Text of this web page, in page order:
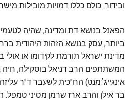
ובידור. כולם כללו דמויות מובילות
הפאנל בנושא דת ומדינה, שהיה לטעמי
ביותר, עסק בנושא הזהות היהודית
מדינת ישראל תורמת לקידומו או אולי
המשתתפים הרב דניאל בוסקילה, חיה
אינגייג׳מנט) הח"כית לשעבר ד"ר
בר אילן והרב ארז שרמן מסיני טמפל.